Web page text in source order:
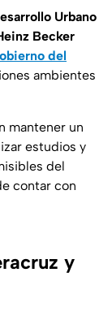
Urbano
Becker
del
ambientes
mantener un
estudios y
del
contar con
y